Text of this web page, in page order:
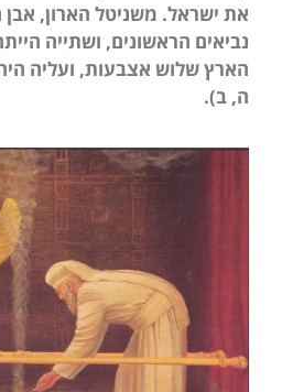
את ישראל. משניטל הארון,
נביאים הראשונים, ושתייה
הארץ שלוש אצבעות, ועליה
ה, ב).